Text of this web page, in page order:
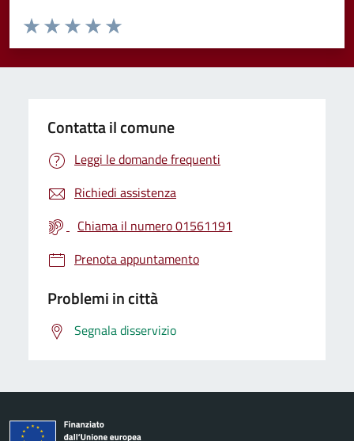
Valuta da 1 a 5 stelle la pagina
Valuta 5 stelle su 5
Valuta 4 stelle su 5
Valuta 3 stelle su 5
Valuta 2 stelle su 5
Valuta 1 stelle su 5
Contatta il comune
Leggi le domande frequenti
Richiedi assistenza
Chiama il numero 01561191
Prenota appuntamento
Problemi in città
Segnala disservizio